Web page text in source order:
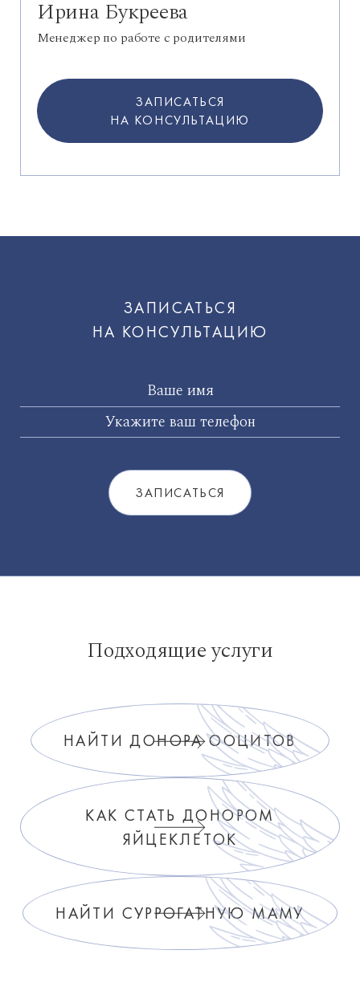
Ирина Букреева
Менеджер по работе с родителями
ЗАПИСАТЬСЯ
НА КОНСУЛЬТАЦИЮ
ЗАПИСАТЬСЯ
НА КОНСУЛЬТАЦИЮ
Подходящие услуги
НАЙТИ ДОНОРА ООЦИТОВ
КАК СТАТЬ ДОНОРОМ
ЯЙЦЕКЛЕТОК
НАЙТИ СУРРОГАТНУЮ МАМУ